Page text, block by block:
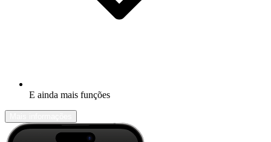
E ainda mais funções